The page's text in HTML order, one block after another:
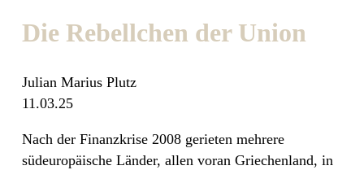
Die Rebellchen der Union
Julian Marius Plutz
11.03.25
Nach der Finanzkrise 2008 gerieten mehrere
südeuropäische Länder, allen voran Griechenland, in